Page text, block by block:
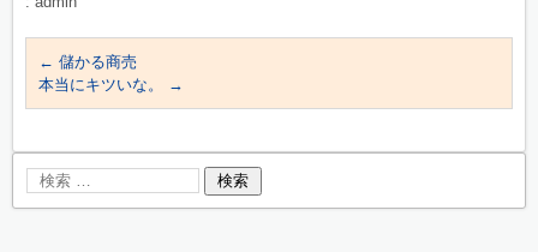
← 儲かる商売
本当にキツいな。
→